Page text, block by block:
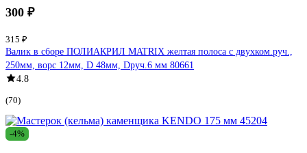
300 ₽
315 ₽
Валик в сборе ПОЛИАКРИЛ MATRIX желтая полоса с двухком.руч.,
250мм, ворс 12мм, D 48мм, Dруч.6 мм 80661
4.8
(70)
-4%